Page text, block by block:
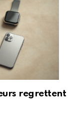
regrettent